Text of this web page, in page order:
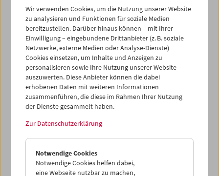
28
30 02
04
05
06 07 08 09 10
iCalender
Programmheft-PDF
English language or subtitles
< Vorherige Woche
Mo 28.4.
Di 29.4.
Wir verwenden Cookies, um die Nutzung unserer Website
zu analysieren und Funktionen für soziale Medien
bereitzustellen. Darüber hinaus können – mit Ihrer
Einwilligung – eingebundene Drittanbieter (z. B. soziale
Netzwerke, externe Medien oder Analyse-Dienste)
Cookies einsetzen, um Inhalte und Anzeigen zu
personalisieren sowie Ihre Nutzung unserer Website
auszuwerten. Diese Anbieter können die dabei
erhobenen Daten mit weiteren Informationen
zusammenführen, die diese im Rahmen Ihrer Nutzung
der Dienste gesammelt haben.
Zur Datenschutzerklärung
Notwendige Cookies
Notwendige Cookies helfen dabei,
eine Webseite nutzbar zu machen,